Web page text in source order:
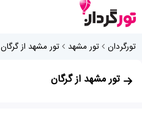
تورگردان تور مشهد تور مشهد از گرگان
تور مشهد از گرگان